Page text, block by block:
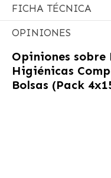
FICHA TÉCNICA
OPINIONES
Opiniones sobre
Higiénicas
Bolsas (Pack